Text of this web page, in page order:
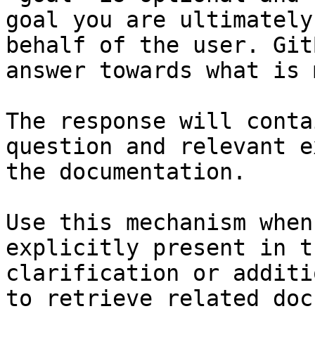
goal you are
behalf of the user.
answer towards what
The response will
question and relevant
the documentation.
Use this mechanism
explicitly present in
clarification or